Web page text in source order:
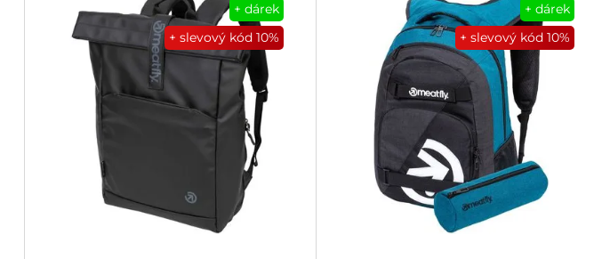
+ dárek
+ slevový kód 10%
+ dárek
+ slevový kód 10%